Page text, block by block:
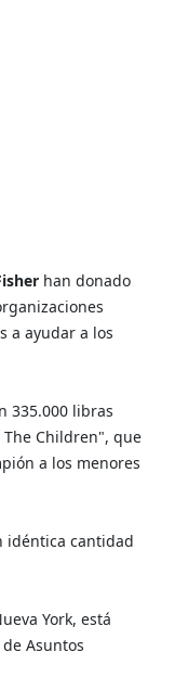
han donado
a ayudar a los
335.000 libras
The Children", que
a los menores
idéntica cantidad
York, está
Asuntos